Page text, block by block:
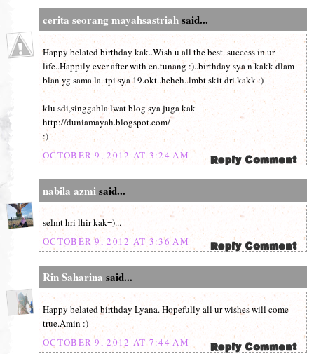
cerita seorang mayahsastriahsaid...
Happy belated birthday kak..Wish u all the best..success in ur
life..Happily ever after with en.tunang :)..birthday sya n kakk dlam
blan yg sama la..tpi sya 19.okt..heheh..lmbt skit dri kakk :)
klu sdi,singgahla lwat blog sya juga kak
http://duniamayah.blogspot.com/
:)
OCTOBER 9, 2012 AT 3:24 AM
nabila azmisaid...
selmt hri lhir kak=)...
OCTOBER 9, 2012 AT 3:36 AM
Rin Saharina said...
Happy belated birthday Lyana. Hopefully all ur wishes will come
true.Amin :)
OCTOBER 9, 2012 AT 7:44 AM